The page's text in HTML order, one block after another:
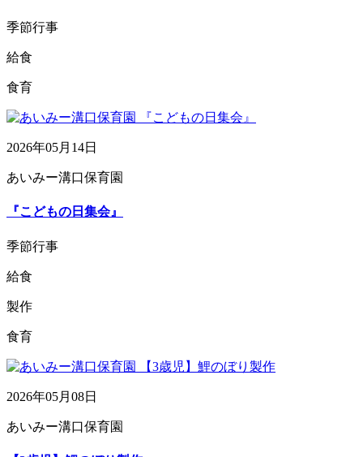
季節行事
給食
食育
2026年05月14日
あいみー溝口保育園
『こどもの日集会』
季節行事
給食
製作
食育
2026年05月08日
あいみー溝口保育園